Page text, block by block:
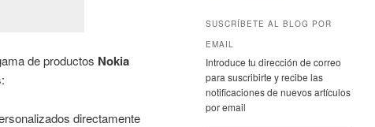
de productos Nokia
directamente
SUSCRÍBETE AL BLOG POR
EMAIL
Introduce tu dirección de correo
para suscribirte y recibe las
notificaciones de nuevos artículos
por email